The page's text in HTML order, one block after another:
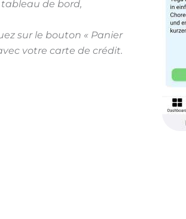
tableau de bord,
sur le bouton « Panier
votre carte de crédit.